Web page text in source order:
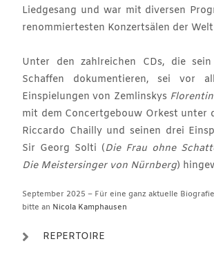
Liedgesang und war mit diversen
renommiertesten Konzertsälen der
Unter den zahlreichen CDs, die sein
Schaffen dokumentieren, sei vor
Einspielungen von Zemlinskys
mit dem Concertgebouw Orkest unter
Riccardo Chailly und seinen drei
Sir Georg Solti (Die Frau ohne
Die Meistersinger von Nürnberg)
September 2025 – Für eine ganz aktuelle
bitte an Nicola Kamphausen
REPERTOIRE